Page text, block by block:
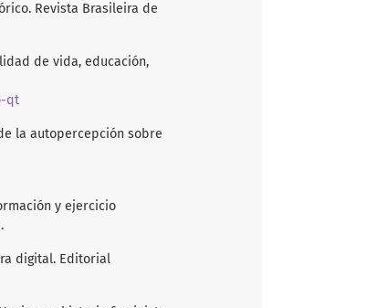
Revista Brasileira de
de vida, educación,
qt
la autopercepción sobre
y ejercicio
digital. Editorial